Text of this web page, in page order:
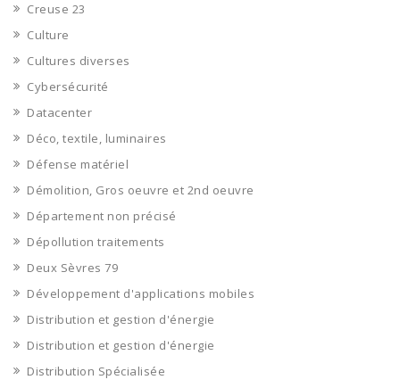
Creuse 23
Culture
Cultures diverses
Cybersécurité
Datacenter
Déco, textile, luminaires
Défense matériel
Démolition, Gros oeuvre et 2nd oeuvre
Département non précisé
Dépollution traitements
Deux Sèvres 79
Développement d'applications mobiles
Distribution et gestion d'énergie
Distribution et gestion d'énergie
Distribution Spécialisée